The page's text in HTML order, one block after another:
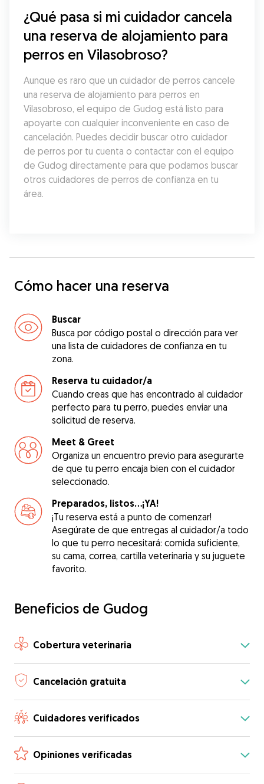
¿Qué pasa si mi cuidador cancela
una reserva de alojamiento para
perros en Vilasobroso?
Aunque es raro que un cuidador de perros cancele
una reserva de alojamiento para perros en
Vilasobroso, el equipo de Gudog está listo para
apoyarte con cualquier inconveniente en caso de
cancelación. Puedes decidir buscar otro cuidador
de perros por tu cuenta o contactar con el equipo
de Gudog directamente para que podamos buscar
otros cuidadores de perros de confianza en tu
área.
Cómo hacer una reserva
Buscar
Busca por código postal o dirección para ver
una lista de cuidadores de confianza en tu
zona.
Reserva tu cuidador/a
Cuando creas que has encontrado al cuidador
perfecto para tu perro, puedes enviar una
solicitud de reserva.
Meet & Greet
Organiza un encuentro previo para asegurarte
de que tu perro encaja bien con el cuidador
seleccionado.
Preparados, listos...¡YA!
¡Tu reserva está a punto de comenzar!
Asegúrate de que entregas al cuidador/a todo
lo que tu perro necesitará: comida suficiente,
su cama, correa, cartilla veterinaria y su juguete
favorito.
Beneficios de Gudog
Cobertura veterinaria
Cancelación gratuita
Cuidadores verificados
Opiniones verificadas